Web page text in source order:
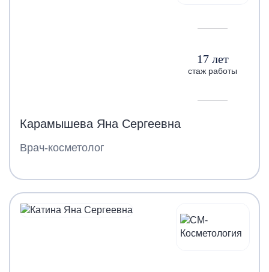
17 лет
стаж работы
Карамышева Яна Сергеевна
Врач-косметолог